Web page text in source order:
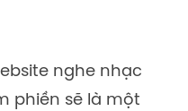
nghe nhạc
phiền sẽ là một